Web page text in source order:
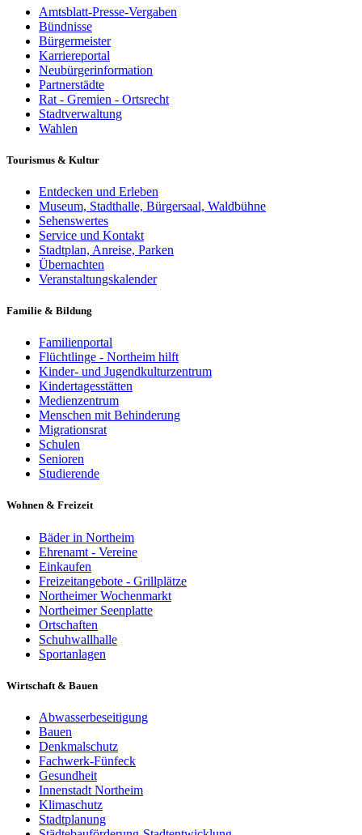
Amtsblatt-Presse-Vergaben
Bündnisse
Bürgermeister
Karriereportal
Neubürgerinformation
Partnerstädte
Rat - Gremien - Ortsrecht
Stadtverwaltung
Wahlen
Tourismus & Kultur
Entdecken und Erleben
Museum, Stadthalle, Bürgersaal, Waldbühne
Sehenswertes
Service und Kontakt
Stadtplan, Anreise, Parken
Übernachten
Veranstaltungskalender
Familie & Bildung
Familienportal
Flüchtlinge - Northeim hilft
Kinder- und Jugendkulturzentrum
Kindertagesstätten
Medienzentrum
Menschen mit Behinderung
Migrationsrat
Schulen
Senioren
Studierende
Wohnen & Freizeit
Bäder in Northeim
Ehrenamt - Vereine
Einkaufen
Freizeitangebote - Grillplätze
Northeimer Wochenmarkt
Northeimer Seenplatte
Ortschaften
Schuhwallhalle
Sportanlagen
Wirtschaft & Bauen
Abwasserbeseitigung
Bauen
Denkmalschutz
Fachwerk-Fünfeck
Gesundheit
Innenstadt Northeim
Klimaschutz
Stadtplanung